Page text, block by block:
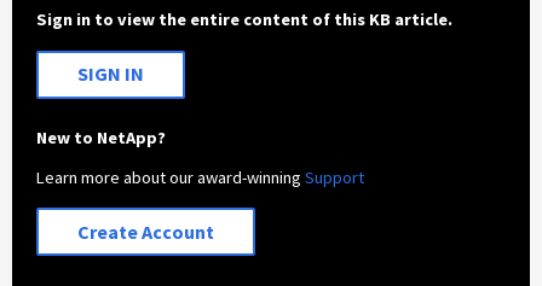
Sign in to view the entire content of this KB article.
SIGN IN
New to NetApp?
Learn more about our award-winningSupport
Create Account